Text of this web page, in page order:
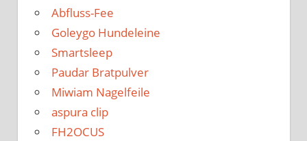
Abfluss-Fee
Goleygo Hundeleine
Smartsleep
Paudar Bratpulver
Miwiam Nagelfeile
aspura clip
FH2OCUS